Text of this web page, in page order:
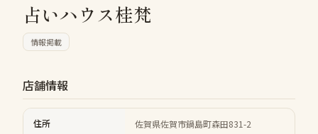
占いハウス桂梵
情報掲載
店舗情報
住所 佐賀県佐賀市鍋島町森田831-2